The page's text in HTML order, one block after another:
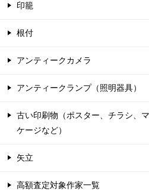
印籠
根付
アンティークカメラ
アンティークランプ（照明器具）
古い印刷物（ポスター、チラシ、
ケージなど）
矢立
高額査定対象作家一覧